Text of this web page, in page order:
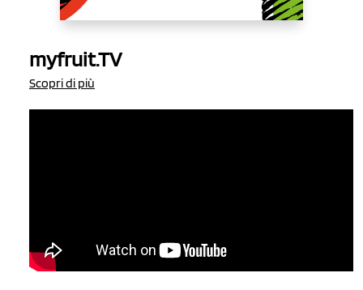
myfruit.TV
Scopri di più